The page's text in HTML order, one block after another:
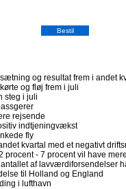
og resultat frem i andet
og fløj frem i juli
steg i juli
rejsende
indtjeningvækst
fly
kvartal med et negativt
procent - 7 procent vil have
af lavværdiforsendelser
til Holland og England
i lufthavn